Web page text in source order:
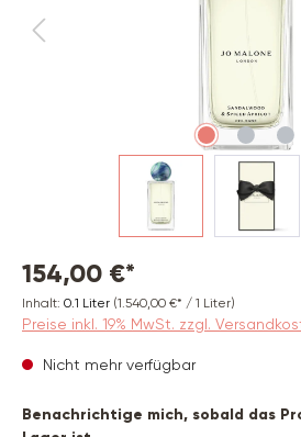
154,00 €*
Inhalt: 0.1 Liter (1.540,00 €* / 1 Liter)
Preise inkl. 19% MwSt. zzgl.
Nicht mehr verfügbar
Benachrichtige mich, sobald das